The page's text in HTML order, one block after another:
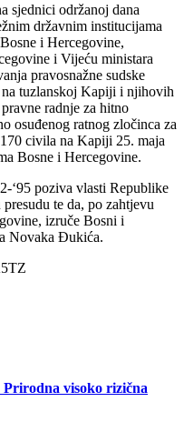
sjednici održanoj dana
državnim institucijama
i Hercegovine,
i Vijeću ministara
pravosnažne sudske
na tuzlanskoj Kapiji i njihovih
radnje za hitno
osuđenog ratnog zločinca za
civila na Kapiji 25. maja
Bosne i Hercegovine.
‘95 poziva vlasti Republike
te da, po zahtjevu
izruče Bosni i
Novaka Đukića.
visoko rizična